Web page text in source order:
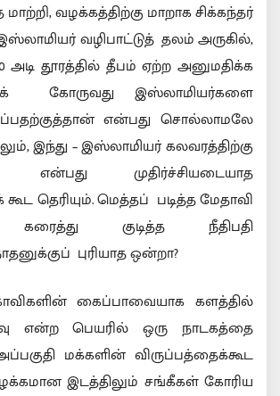
வழக்கத்திற்கு மாறாக சிக்கந்தர்
வழிபாட்டுத் தலம் அருகில்,
அடி தூரத்தில் தீபம் ஏற்ற அனுமதிக்க
கோருவது இஸ்லாமியர்களை
என்பது சொல்லாமலே
இந்து – இஸ்லாமியர் கலவரத்திற்கு
என்பது முதிர்ச்சியடையாத
கூட தெரியும். மெத்தப் படித்த மேதாவி
குடித்த நீதிபதி
புரியாத ஒன்றா?
காவிகளின் கைப்பாவையாக களத்தில்
என்ற பெயரில் ஒரு நாடகத்தை
மக்களின் விருப்பத்தைக்கூட
இடத்திலும் சங்கீகள் கோரிய